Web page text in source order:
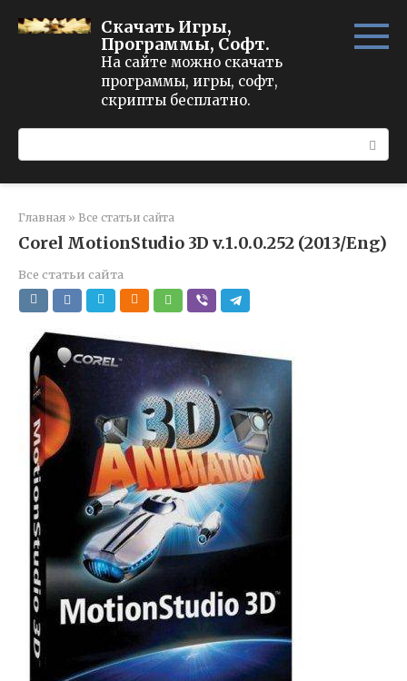
Скачать Игры,
Программы, Софт.
На сайте можно скачать
программы, игры, софт,
скрипты бесплатно.
Главная » Все статьи сайта
Corel MotionStudio 3D v.1.0.0.252 (2013/Eng)
Все статьи сайта